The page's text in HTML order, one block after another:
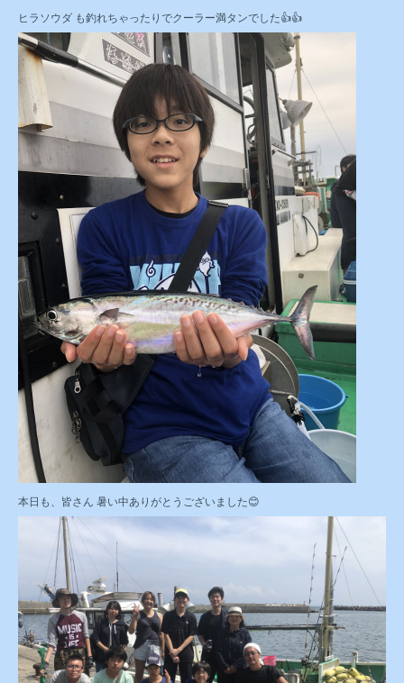
ヒラソウダ も釣れちゃったりでクーラー満タンでした👍👍
本日も、皆さん 暑い中ありがとうございました😊